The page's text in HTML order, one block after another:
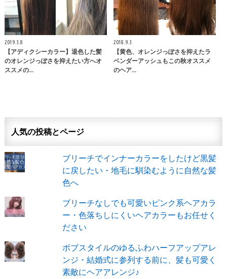
2019.3.8
【アディクシーカラー】退色した髪
のオレンジっぽさを抑えたい方へオ
ススメの…
2018.9.3
【黄色、オレンジっぽさを抑えたラ
ベンダーアッシュもこの秋オススメ
のヘア…
人気の投稿とページ
ブリーチでインナーカラーをしたけど黒髪
に戻したい・地毛に馴染むように自然な髪
色へ
ブリーチなしでも可愛いピンク系ヘアカラ
ー・色落ちしにくいヘアカラーもお任せく
ださい
ボブスタイルのゆるふわハーフアップアレ
ンジ・結婚式に参列する前に、髪も可愛く
素敵にヘアアレンジ♪